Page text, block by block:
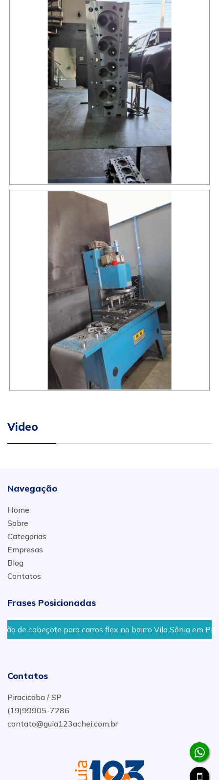
Video
Navegação
Home
Sobre
Categorias
Empresas
Blog
Contatos
Frases Posicionadas
para carros flex no bairro Vila Sônia em Piracicaba -
Contatos
Piracicaba / SP
(19)99905-7286
contato@guia123achei.com.br